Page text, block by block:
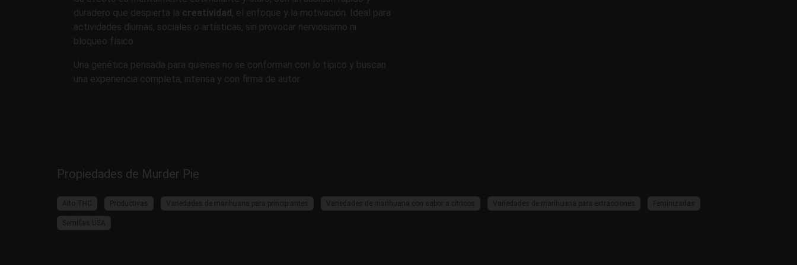
duradero que despierta la creatividad , el enfoque y la motivación. Ideal para
actividades diurnas, sociales o artísticas, sin provocar nerviosismo ni
bloqueo físico.
Una genética pensada para quienes no se conforman con lo típico y buscan
una experiencia completa, intensa y con firma de autor.
Propiedades de Murder Pie
Alto THC Productivas Variedades de marihuana para principiantes Variedades de marihuana con sabor a cítricos Variedades de marihuana para extracciones Feminizadas
Semillas USA